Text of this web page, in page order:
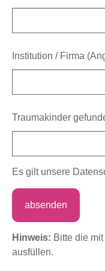
Institution / Firma
Traumakinder
Es gilt unsere
Hinweis: Bitte die mit
ausfüllen.